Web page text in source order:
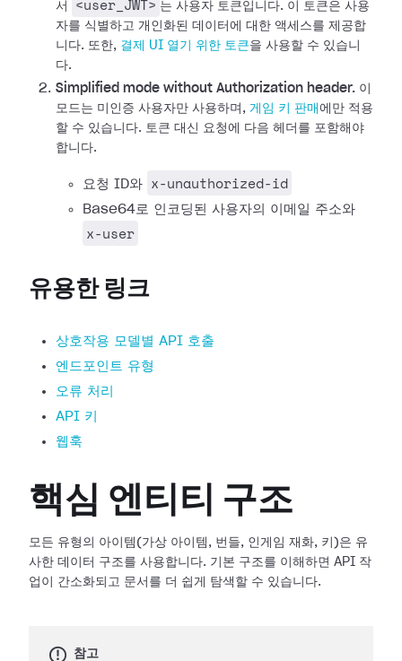
서 <user_JWT> 는 사용자 토큰입니다. 이 토큰은 사용
자를 식별하고 개인화된 데이터에 대한 액세스를 제공합
니다. 또한, 결제 UI 열기 위한 토큰을 사용할 수 있습니
다.
Simplified mode without Authorization header. 이
모드는 미인증 사용자만 사용하며, 게임 키 판매 에만 적용
할 수 있습니다. 토큰 대신 요청에 다음 헤더를 포함해야
합니다.
요청 ID와 x-unauthorized-id
Base64로 인코딩된 사용자의 이메일 주소와
x-user
유용한 링크
상호작용 모델별 API 호출
엔드포인트 유형
오류 처리
API 키
웹훅
핵심 엔티티 구조
모든 유형의 아이템(가상 아이템, 번들, 인게임 재화, 키)은 유
사한 데이터 구조를 사용합니다. 기본 구조를 이해하면 API 작
업이 간소화되고 문서를 더 쉽게 탐색할 수 있습니다.
참고